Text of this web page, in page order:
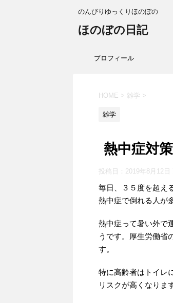
のんびりゆっくりほのぼの
ほのぼの日記
プロフィール
HOME > 雑学 >
雑学
熱中症対
投稿日：2019年8月12日
毎日、３５度を超え
熱中症で倒れる人が
熱中症って暑い外で
うです。厚生労働省
す。
特に高齢者はトイレ
リスクが高くなりま